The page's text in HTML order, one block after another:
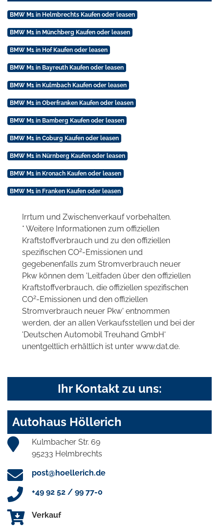
BMW M1 in Helmbrechts Kaufen oder leasen
BMW M1 in Münchberg Kaufen oder leasen
BMW M1 in Hof Kaufen oder leasen
BMW M1 in Bayreuth Kaufen oder leasen
BMW M1 in Kulmbach Kaufen oder leasen
BMW M1 in Oberfranken Kaufen oder leasen
BMW M1 in Bamberg Kaufen oder leasen
BMW M1 in Coburg Kaufen oder leasen
BMW M1 in Nürnberg Kaufen oder leasen
BMW M1 in Kronach Kaufen oder leasen
BMW M1 in Franken Kaufen oder leasen
Irrtum und Zwischenverkauf vorbehalten.
* Weitere Informationen zum offiziellen
Kraftstoffverbrauch und zu den offiziellen
spezifischen CO2-Emissionen und
gegebenenfalls zum Stromverbrauch neuer
Pkw können dem 'Leitfaden über den offiziellen
Kraftstoffverbrauch, die offiziellen spezifischen
CO2-Emissionen und den offiziellen
Stromverbrauch neuer Pkw' entnommen
werden, der an allen Verkaufsstellen und bei der
'Deutschen Automobil Treuhand GmbH'
unentgeltlich erhältlich ist unter www.dat.de.
Ihr Kontakt zu uns:
Autohaus Höllerich
Kulmbacher Str. 69
95233 Helmbrechts
post@hoellerich.de
+49 92 52 / 99 77-0
Verkauf